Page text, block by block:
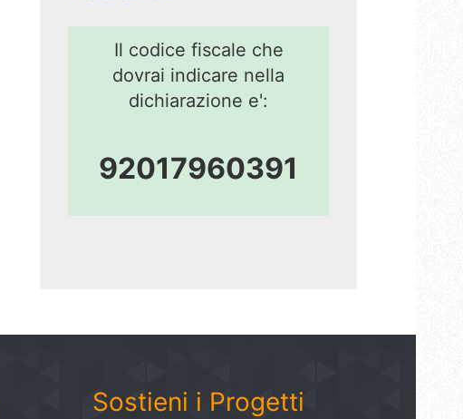
Il codice fiscale che
dovrai indicare nella
dichiarazione e':
92017960391
Sostieni i Progetti